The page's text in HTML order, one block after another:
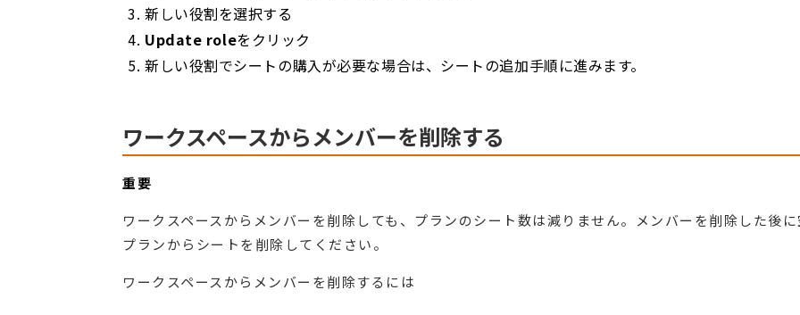
新しい役割を選択する
Update roleをクリック
新しい役割でシートの購入が必要な場合は、シートの追加手順に進みます。
ワークスペースからメンバーを削除する
重要
ワークスペースからメンバーを削除しても、プランのシート数は減りません。メンバーを削除した後
プランからシートを削除してください。
ワークスペースからメンバーを削除するには